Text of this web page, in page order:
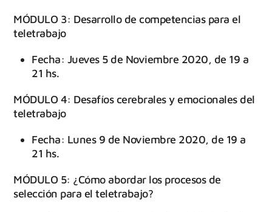
MÓDULO 3: Desarrollo de competencias para el
teletrabajo
Fecha: Jueves 5 de Noviembre 2020, de 19 a
21 hs.
MÓDULO 4: Desafíos cerebrales y emocionales del
teletrabajo
Fecha: Lunes 9 de Noviembre 2020, de 19 a
21 hs.
MÓDULO 5: ¿Cómo abordar los procesos de
selección para el teletrabajo?